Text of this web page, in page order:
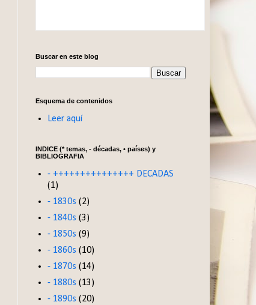
Buscar en este blog
Esquema de contenidos
Leer aquí
INDICE (* temas, - décadas, • países) y
BIBLIOGRAFIA
- +++++++++++++++ DECADAS
(1)
- 1830s (2)
- 1840s (3)
- 1850s (9)
- 1860s (10)
- 1870s (14)
- 1880s (13)
- 1890s (20)